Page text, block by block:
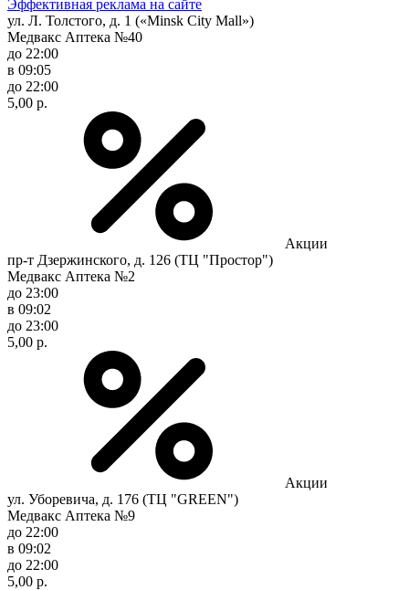
Эффективная реклама на сайте
ул. Л. Толстого, д. 1 («Minsk City Mall»)
Медвакс Аптека №40
до 22:00
в 09:05
до 22:00
5,00 р.
Акции
пр-т Дзержинского, д. 126 (ТЦ "Простор")
Медвакс Аптека №2
до 23:00
в 09:02
до 23:00
5,00 р.
Акции
ул. Уборевича, д. 176 (ТЦ "GREEN")
Медвакс Аптека №9
до 22:00
в 09:02
до 22:00
5,00 р.